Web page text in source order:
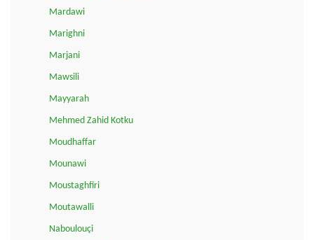
Mardawi
Marighni
Marjani
Mawsili
Mayyarah
Mehmed Zahid Kotku
Moudhaffar
Mounawi
Moustaghfiri
Moutawalli
Naboulouçi